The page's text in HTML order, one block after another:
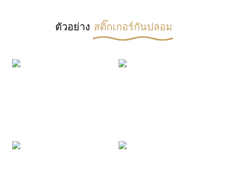
ตัวอย่าง สติ๊กเกอร์กันปลอม